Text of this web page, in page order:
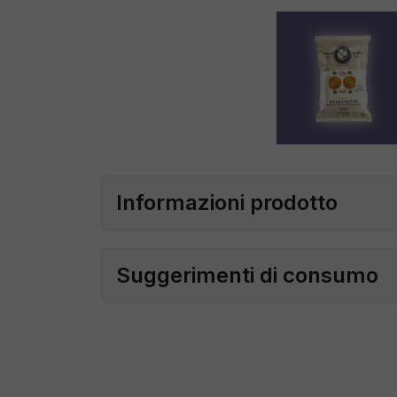
Informazioni prodotto
Suggerimenti di consumo